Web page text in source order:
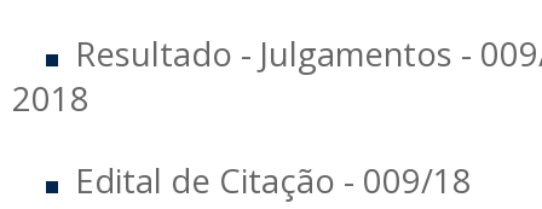
Resultado - Julgamentos -
2018
Edital de Citação - 009/18